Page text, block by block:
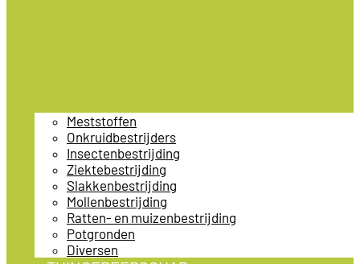
Meststoffen
Onkruidbestrijders
Insectenbestrijding
Ziektebestrijding
Slakkenbestrijding
Mollenbestrijding
Ratten- en muizenbestrijding
Potgronden
Diversen